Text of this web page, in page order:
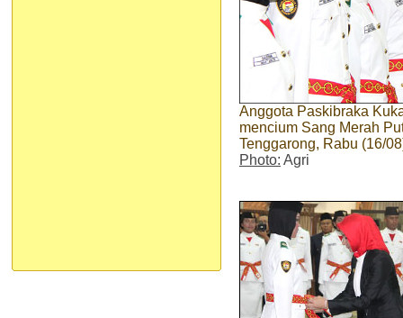
Anggota Paskibraka
mencium Sang Merah
Tenggarong, Rabu (16/
Photo: Agri